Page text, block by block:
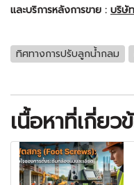
และบริการหลังการขาย : บริษั
ทิศทางการปรับลูกน้ำกลม
เนื้อหาที่เกี่ยว